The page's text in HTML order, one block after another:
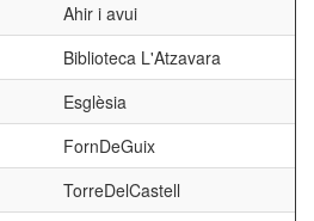
Ahir i avui
Biblioteca L'Atzavara
Esglèsia
FornDeGuix
TorreDelCastell